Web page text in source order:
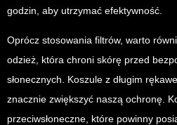
godzin, aby utrzymać efektywność.
Oprócz stosowania filtrów, warto
odzież, która chroni skórę przed
słonecznych. Koszule z długim
znacznie zwiększyć naszą ochronę.
przeciwsłoneczne, które powinny